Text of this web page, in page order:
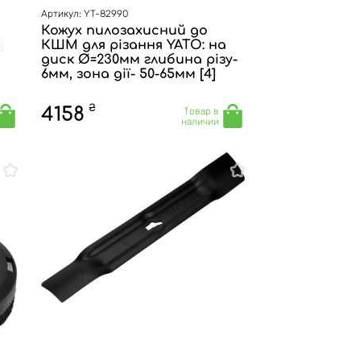
Артикул: YT-82990
Кожух пилозахисний до
КШМ для різання YATO: на
диск Ø=230мм глибина різу-
6мм, зона дії- 50-65мм [4]
4158 ₴
Товар в
наличии